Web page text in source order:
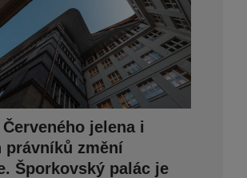
jelena i
právníků změní
Šporkovský palác je